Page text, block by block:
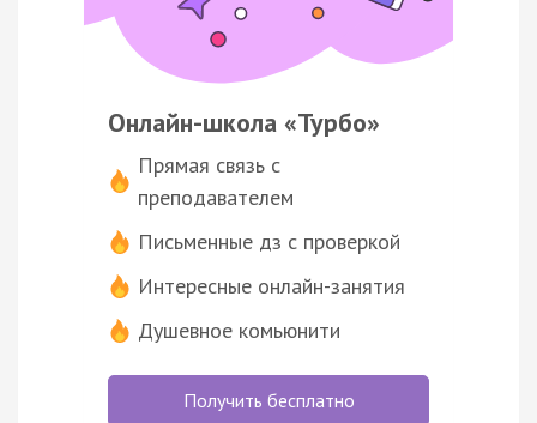
Онлайн-школа «Турбо»
Прямая связь с
преподавателем
Письменные дз с проверкой
Интересные онлайн-занятия
Душевное комьюнити
Получить бесплатно